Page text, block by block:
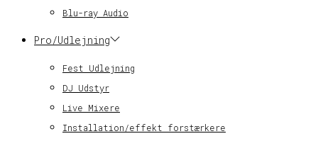
Blu-ray Audio
Pro/Udlejning
Fest Udlejning
DJ Udstyr
Live Mixere
Installation/effekt forstærkere